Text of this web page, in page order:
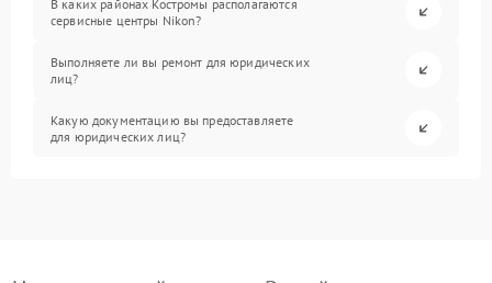
В каких районах Костромы располагаются
сервисные центры Nikon?
Выполняете ли вы ремонт для юридических
лиц?
Какую документацию вы предоставляете
для юридических лиц?